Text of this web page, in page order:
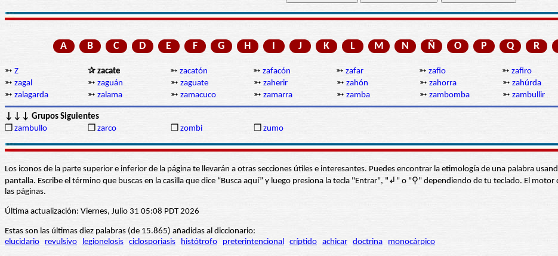
A B C D E F G H I J K L M N Ñ O P Q R
➳ Z ✰ zacate ➳ zacatón ➳ zafacón ➳ zafar ➳ zafio ➳ zafiro
➳ zagal ➳ zaguán ➳ zaguate ➳ zaherir ➳ zahón ➳ zahorra ➳ zahúrda
➳ zalagarda ➳ zalama ➳ zamacuco ➳ zamarra ➳ zamba ➳ zambomba ➳ zambullir
↓↓↓ Grupos Siguientes
❒ zambullo ❒ zarco ❒ zombi ❒ zumo
Los iconos de la parte superior e inferior de la página te llevarán a otras secciones útiles e interesantes. Puedes encontrar la etimología de una palabra
pantalla. Escribe el término que buscas en la casilla que dice “Busca aquí” y luego presiona la tecla "Entrar", "↲" o "⚲" dependiendo de tu teclado. El
las páginas.
Última actualización: Viernes, Julio 31 05:08 PDT 2026
Estas son las últimas diez palabras (de 15.865) añadidas al diccionario:
elucidario
revulsivo legionelosis ciclosporiasis histótrofo preterintencional críptido achicar doctrina monocárpico